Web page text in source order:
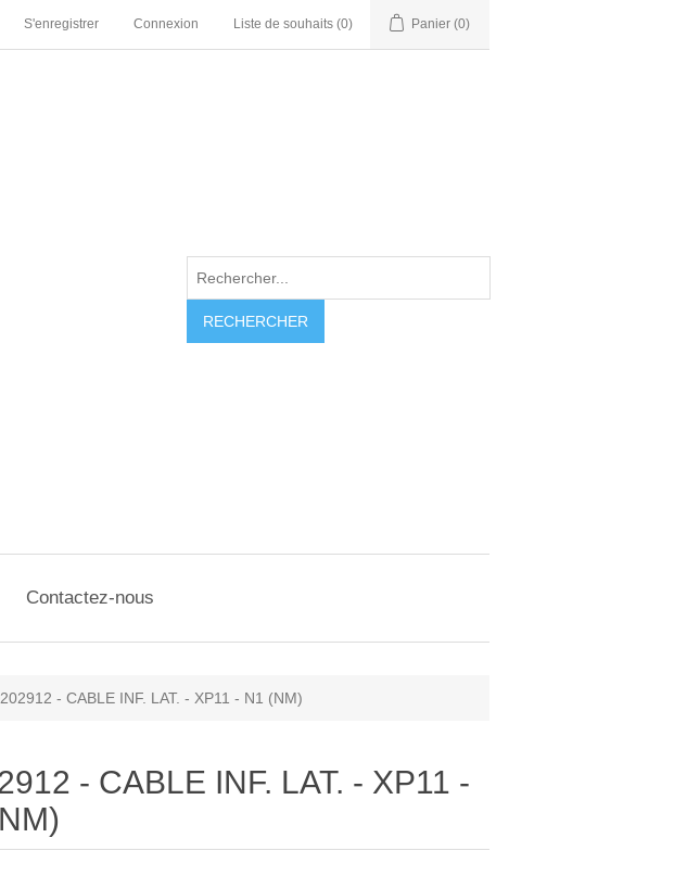
S'enregistrer Connexion Liste de souhaits (0) Panier (0)
RECHERCHER
Contactez-nous
- CABLE INF. LAT. - XP11 - N1 (NM)
- CABLE INF. LAT. - XP11 -